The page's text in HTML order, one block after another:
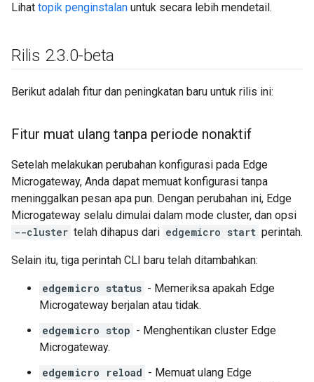
Lihat topik penginstalan untuk secara lebih mendetail.
Rilis 2.3.0-beta
Berikut adalah fitur dan peningkatan baru untuk rilis ini:
Fitur muat ulang tanpa periode nonaktif
Setelah melakukan perubahan konfigurasi pada Edge
Microgateway, Anda dapat memuat konfigurasi tanpa
meninggalkan pesan apa pun. Dengan perubahan ini, Edge
Microgateway selalu dimulai dalam mode cluster, dan opsi
--cluster telah dihapus dari edgemicro start perintah.
Selain itu, tiga perintah CLI baru telah ditambahkan:
edgemicro status - Memeriksa apakah Edge
Microgateway berjalan atau tidak.
edgemicro stop - Menghentikan cluster Edge
Microgateway.
edgemicro reload - Memuat ulang Edge